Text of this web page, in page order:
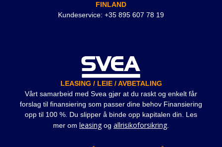
FINLAND
Kundeservice: +35 895 607 78 19
LEASING / LEIE / AVBETALING
Vårt samarbeid med Svea gjør at du raskt og enkelt får
forslag til finansiering som passer dine behov Finansiering
opp til 100 %. Du slipper å binde opp kapitalen din. Les
mer om leasingog allrisikoforsikring.